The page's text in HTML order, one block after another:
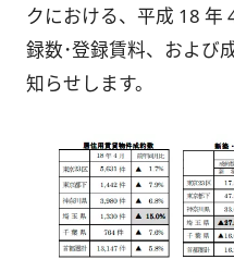
クにおける、平成 18 年
録数･登録賃料、および
知らせします。